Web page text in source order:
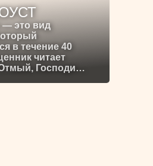
— это вид
в течение 40
читает
Господи…